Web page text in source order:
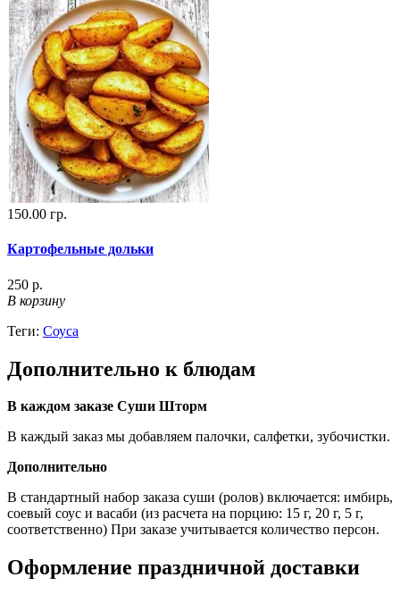
150.00 гр.
Картофельные дольки
250 р.
В корзину
Теги: Соуса
Дополнительно к блюдам
В каждом заказе Суши Шторм
В каждый заказ мы добавляем палочки, салфетки, зубочистки.
Дополнительно
В стандартный набор заказа суши (ролов) включается: имбирь,
соевый соус и васаби (из расчета на порцию: 15 г, 20 г, 5 г,
соответственно) При заказе учитывается количество персон.
Оформление праздничной доставки